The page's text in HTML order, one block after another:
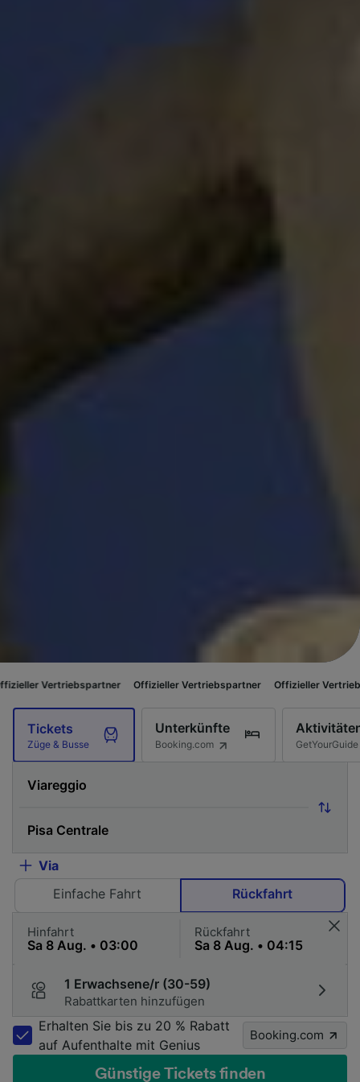
Offizieller Vertriebspartner Offizieller Vertriebspartner
Tickets
Züge & Busse
Unterkünfte
Booking.com GetYourGuide
Via
Einfache Fahrt
Rückfahrt
Hinfahrt Rückfahrt
1 Erwachsene/r (30-59)
Rabattkarten hinzufügen
Erhalten Sie bis zu 20 % Rabatt
auf Aufenthalte mit Genius
Booking.com
Günstige Tickets finden